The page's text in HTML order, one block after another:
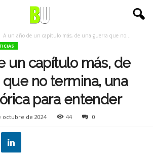
A un año de un capítulo más, de una guerra que no...
un capítulo más, de
no termina, una
para entender
octubre de 2024 44 0